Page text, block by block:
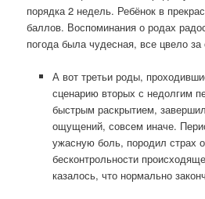
порядка 2 недель. Ребёнок в
баллов. Воспоминания о родах
погода была чудесная, все цвело за
А вот третьи роды,
сценарию вторых с недолгим
быстрым раскрытием,
ощущений, совсем иначе.
ужасную боль, породил страх
бесконтрольности
казалось, что нормально